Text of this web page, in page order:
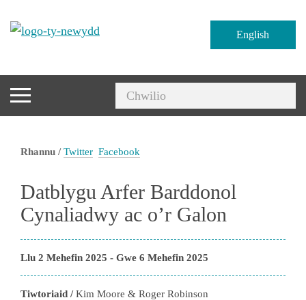
English
Rhannu /Twitter Facebook
Datblygu Arfer Barddonol
Cynaliadwy ac o’r Galon
Llu 2 Mehefin 2025 - Gwe 6 Mehefin 2025
Tiwtoriaid /Kim Moore & Roger Robinson